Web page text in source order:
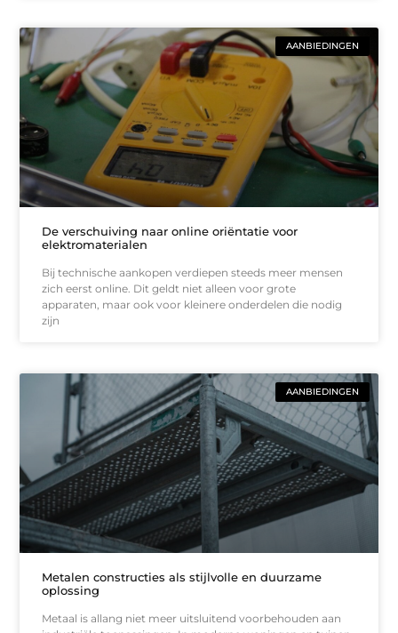
AANBIEDINGEN
De verschuiving naar online oriëntatie voor
elektromaterialen
Bij technische aankopen verdiepen steeds meer mensen
zich eerst online. Dit geldt niet alleen voor grote
apparaten, maar ook voor kleinere onderdelen die nodig
zijn
AANBIEDINGEN
Metalen constructies als stijlvolle en duurzame
oplossing
Metaal is allang niet meer uitsluitend voorbehouden aan